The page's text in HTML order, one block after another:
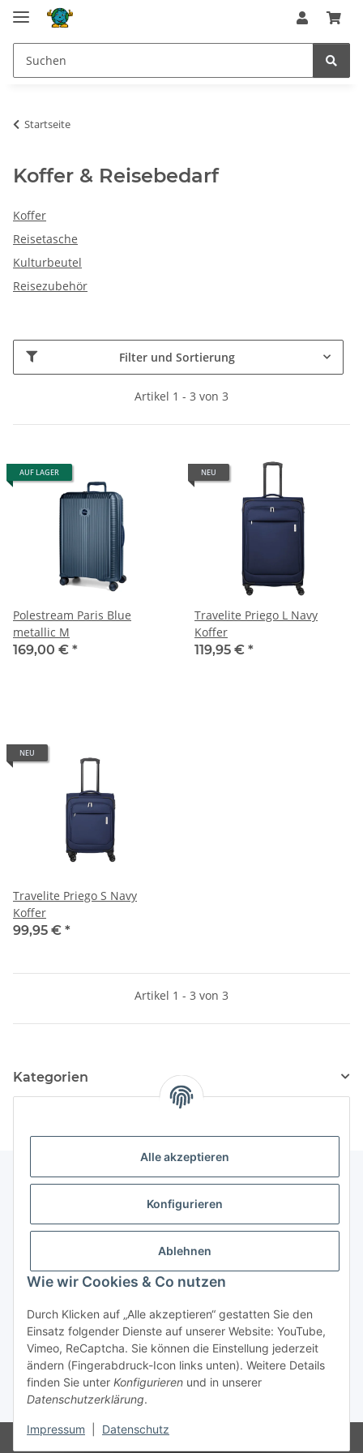
Alle akzeptieren
Konfigurieren
Ablehnen
Wie wir Cookies & Co nutzen
Durch Klicken auf „Alle akzeptieren“ gestatten Sie den
Einsatz folgender Dienste auf unserer Website: YouTube,
Vimeo, ReCaptcha. Sie können die Einstellung jederzeit
ändern (Fingerabdruck-Icon links unten). Weitere Details
finden Sie unter Konfigurieren und in unserer
Datenschutzerklärung.
Impressum Datenschutz
Startseite
Koffer & Reisebedarf
Koffer
Reisetasche
Kulturbeutel
Reisezubehör
Filter und Sortierung
Artikel 1 - 3 von 3
AUF LAGER
Polestream Paris Blue
metallic M
169,00 € *
NEU
Travelite Priego L Navy
Koffer
119,95 € *
NEU
Travelite Priego S Navy
Koffer
99,95 € *
Artikel 1 - 3 von 3
Kategorien
Gesetzliche Informationen
Vertrag widerrufen
* Alle Preise inkl. gesetzlicher USt., zzgl.